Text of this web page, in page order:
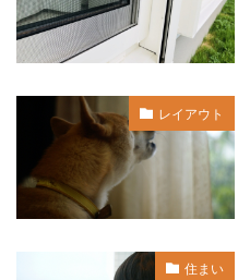
レイアウト
住まい